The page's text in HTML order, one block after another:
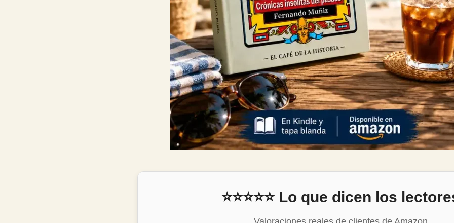
⭐⭐⭐⭐⭐ Lo que dicen los